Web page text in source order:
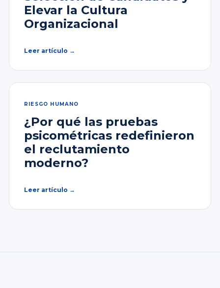
Elevar la Cultura
Organizacional
Leer artículo →
RIESGO HUMANO
¿Por qué las pruebas
psicométricas redefinieron
el reclutamiento
moderno?
Leer artículo →